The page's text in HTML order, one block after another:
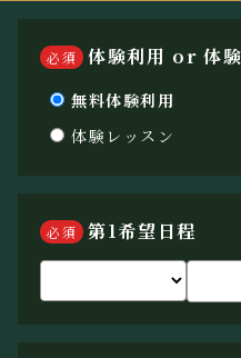
必須 体験利用 or 体
無料体験利用
体験レッスン
必須
第1希望日程